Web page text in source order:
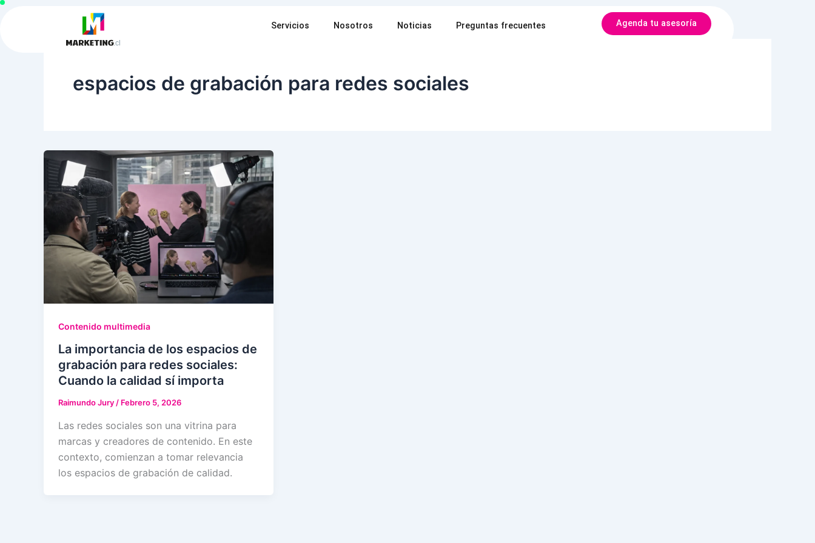
Ir
Servicios Nosotros Noticias Preguntas frecuentes Agenda tu asesoría
espacios de grabación para redes sociales
Contenido multimedia
La importancia de los espacios de
grabación para redes sociales:
Cuando la calidad sí importa
Raimundo Jury/ Febrero 5, 2026
Las redes sociales son una vitrina para
marcas y creadores de contenido. En este
contexto, comienzan a tomar relevancia
los espacios de grabación de calidad.